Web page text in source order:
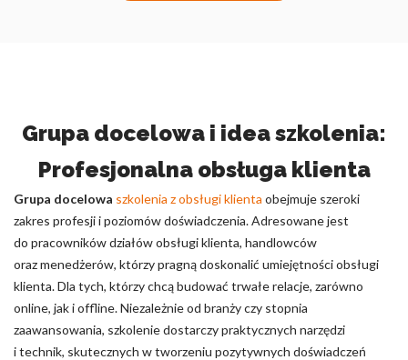
Grupa docelowa i idea szkolenia:
Profesjonalna obsługa klienta
Grupa docelowa szkolenia z obsługi klienta obejmuje szeroki
zakres profesji i poziomów doświadczenia. Adresowane jest
do pracowników działów obsługi klienta, handlowców
oraz menedżerów, którzy pragną doskonalić umiejętności obsługi
klienta. Dla tych, którzy chcą budować trwałe relacje, zarówno
online, jak i offline. Niezależnie od branży czy stopnia
zaawansowania, szkolenie dostarczy praktycznych narzędzi
i technik, skutecznych w tworzeniu pozytywnych doświadczeń